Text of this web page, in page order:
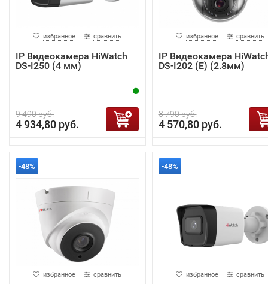
избранное сравнить
IP Видеокамера HiWatch
DS-I250 (4 мм)
9 490 руб.
4 934,80 руб.
избранное сравнить
IP Видеокамера
DS-I202 (E) (2.8мм)
8 790 руб.
4 570,80 руб.
-48%
избранное сравнить
-48%
избранное сравнить